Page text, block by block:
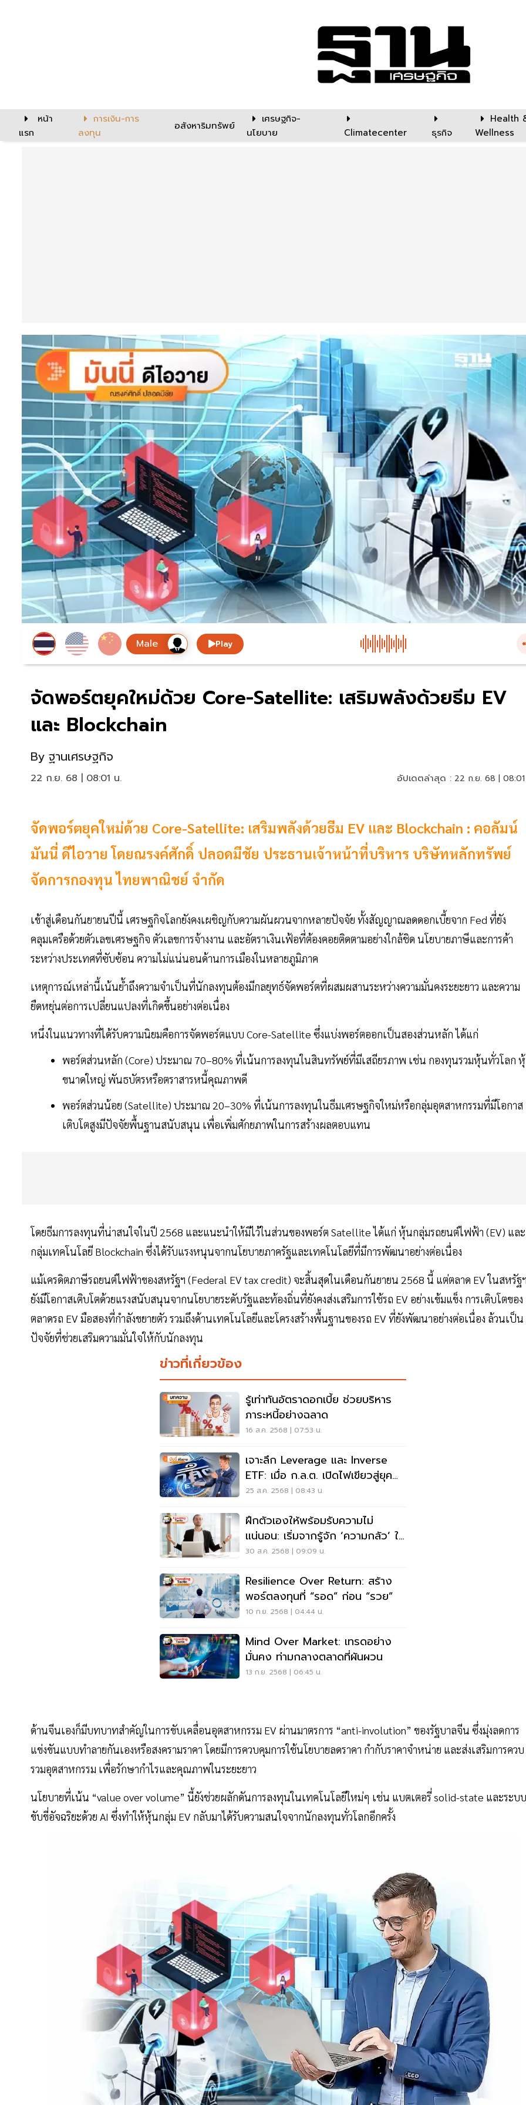
หน้า
แรก
การเงิน-การ
ลงทุน
อสังหาริมทรัพย์
เศรษฐกิจ-
นโยบาย
Climatecenter ธุรกิจ
Health
Wellness
Play
จัดพอร์ตยุคใหม่ด้วย Core-Satellite: เสริมพลังด้วยธีม EV
และ Blockchain
By ฐานเศรษฐกิจ
22 ก.ย. 68 | 08:01 น. อัปเดตล่าสุด : 22 ก.ย. 68 |
จัดพอร์ตยุคใหม่ด้วย Core-Satellite: เสริมพลังด้วยธีม EV และ Blockchain : คอลัมน์
มันนี่ ดีไอวาย โดยณรงค์ศักดิ์ ปลอดมีชัย ประธานเจ้าหน้าที่บริหาร บริษัทหลักทรัพย์
จัดการกองทุน ไทยพาณิชย์ จำกัด
เข้าสู่เดือนกันยายนปีนี้ เศรษฐกิจโลกยังคงเผชิญกับความผันผวนจากหลายปัจจัย ทั้งสัญญาณลดดอกเบี้ยจาก Fed ที่ยัง
คลุมเครือด้วยตัวเลขเศรษฐกิจ ตัวเลขการจ้างงาน และอัตราเงินเฟ้อที่ต้องคอยติดตามอย่างใกล้ชิด นโยบายภาษีและการค้า
ระหว่างประเทศที่ซับซ้อน ความไม่แน่นอนด้านการเมืองในหลายภูมิภาค
เหตุการณ์เหล่านี้เน้นย้ำถึงความจำเป็นที่นักลงทุนต้องมีกลยุทธ์จัดพอร์ตที่ผสมผสานระหว่างความมั่นคงระยะยาว และความ
ยืดหยุ่นต่อการเปลี่ยนแปลงที่เกิดขึ้นอย่างต่อเนื่อง
หนึ่งในแนวทางที่ได้รับความนิยมคือการจัดพอร์ตแบบ Core-Satellite ซึ่งแบ่งพอร์ตออกเป็นสองส่วนหลัก ได้แก่
พอร์ตส่วนหลัก (Core) ประมาณ 70–80% ที่เน้นการลงทุนในสินทรัพย์ที่มีเสถียรภาพ เช่น กองทุนรวมหุ้นทั่วโลก
ขนาดใหญ่ พันธบัตรหรือตราสารหนี้คุณภาพดี
พอร์ตส่วนน้อย (Satellite) ประมาณ 20–30% ที่เน้นการลงทุนในธีมเศรษฐกิจใหม่หรือกลุ่มอุตสาหกรรมที่มีโอกาส
เติบโตสูงมีปัจจัยพื้นฐานสนับสนุน เพื่อเพิ่มศักยภาพในการสร้างผลตอบแทน
โดยธีมการลงทุนที่น่าสนใจในปี 2568 และแนะนำให้มีไว้ในส่วนของพอร์ต Satellite ได้แก่ หุ้นกลุ่มรถยนต์ไฟฟ้า (EV) และ
กลุ่มเทคโนโลยี Blockchain ซึ่งได้รับแรงหนุนจากนโยบายภาครัฐและเทคโนโลยีที่มีการพัฒนาอย่างต่อเนื่อง
แม้เครดิตภาษีรถยนต์ไฟฟ้าของสหรัฐฯ (Federal EV tax credit) จะสิ้นสุดในเดือนกันยายน 2568 นี้ แต่ตลาด EV ในสหรัฐ
ยังมีโอกาสเติบโตด้วยแรงสนับสนุนจากนโยบายระดับรัฐและท้องถิ่นที่ยังคงส่งเสริมการใช้รถ EV อย่างเข้มแข็ง การเติบโตของ
ตลาดรถ EV มือสองที่กำลังขยายตัว รวมถึงด้านเทคโนโลยีและโครงสร้างพื้นฐานของรถ EV ที่ยังพัฒนาอย่างต่อเนื่อง ล้วนเป็น
ปัจจัยที่ช่วยเสริมความมั่นใจให้กับนักลงทุน
ข่าวที่เกี่ยวข้อง
รู้เท่าทันอัตราดอกเบี้ย ช่วยบริหาร
ภาระหนี้อย่างฉลาด
16 ส.ค. 2568 | 07:53 น.
เจาะลึก Leverage และ Inverse
ETF: เมื่อ ก.ล.ต. เปิดไฟเขียวสู่ยุค
ใหม่ของเครื่องมือการลงทุน
25 ส.ค. 2568 | 08:43 น.
ฝึกตัวเองให้พร้อมรับความไม่
แน่นอน: เริ่มจากรู้จัก ‘ความกลัว’ ใน
ใจเรา
30 ส.ค. 2568 | 09:09 น.
Resilience Over Return: สร้าง
พอร์ตลงทุนที่ “รอด” ก่อน “รวย”
10 ก.ย. 2568 | 04:44 น.
Mind Over Market: เทรดอย่าง
มั่นคง ท่ามกลางตลาดที่ผันผวน
13 ก.ย. 2568 | 06:45 น.
ด้านจีนเองก็มีบทบาทสำคัญในการขับเคลื่อนอุตสาหกรรม EV ผ่านมาตรการ “anti-involution” ของรัฐบาลจีน ซึ่งมุ่งลดการ
แข่งขันแบบทำลายกันเองหรือสงครามราคา โดยมีการควบคุมการใช้นโยบายลดราคา กำกับราคาจำหน่าย และส่งเสริมการควบ
รวมอุตสาหกรรม เพื่อรักษากำไรและคุณภาพในระยะยาว
นโยบายที่เน้น “value over volume” นี้ยังช่วยผลักดันการลงทุนในเทคโนโลยีใหม่ๆ เช่น แบตเตอรี่ solid-state และระบบ
ขับขี่อัจฉริยะด้วย AI ซึ่งทำให้หุ้นกลุ่ม EV กลับมาได้รับความสนใจจากนักลงทุนทั่วโลกอีกครั้ง